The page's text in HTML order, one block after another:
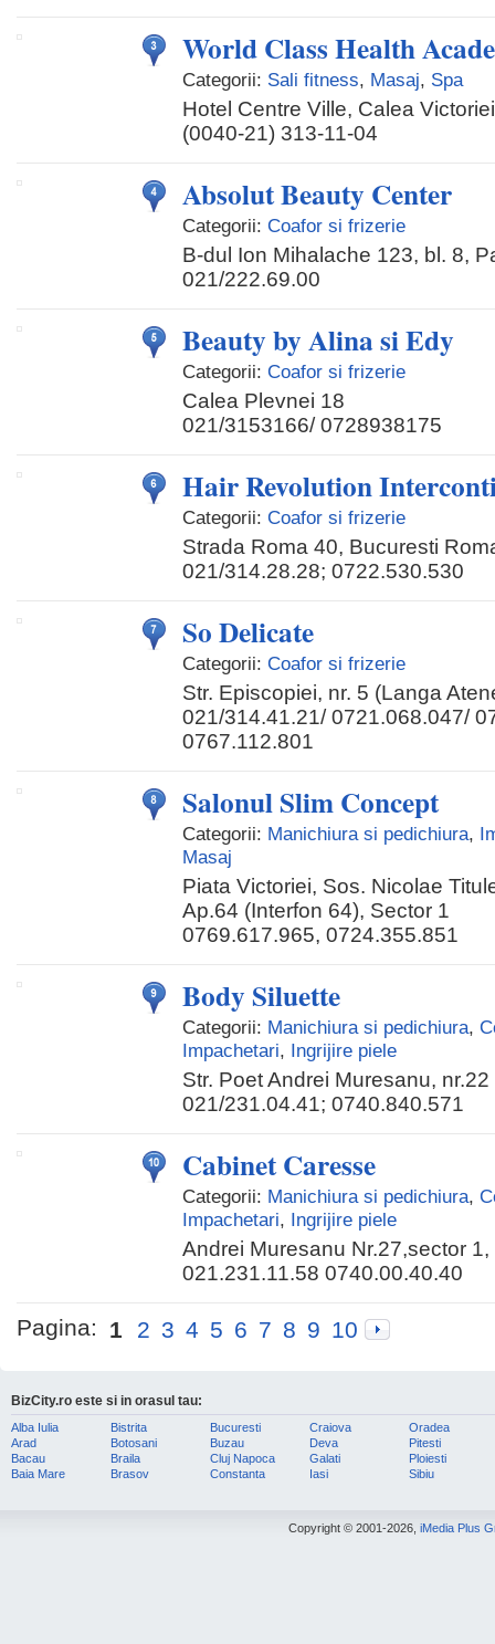
World Class Health
Categorii: Sali fitness, Masaj, Spa
Hotel Centre Ville, Calea
(0040-21) 313-11-04
Absolut Beauty Center
Categorii: Coafor si frizerie
B-dul Ion Mihalache 123, bl. 8,
021/222.69.00
Beauty by Alina si Edy
Categorii: Coafor si frizerie
Calea Plevnei 18
021/3153166/ 0728938175
Hair Revolution
Categorii: Coafor si frizerie
Strada Roma 40, Bucuresti
021/314.28.28; 0722.530.530
So Delicate
Categorii: Coafor si frizerie
Str. Episcopiei, nr. 5 (Langa
021/314.41.21/ 0721.068.047/
0767.112.801
Salonul Slim Concept
Categorii: Manichiura si pedichiura,
Masaj
Piata Victoriei, Sos. Nicolae
Ap.64 (Interfon 64), Sector 1
0769.617.965, 0724.355.851
Body Siluette
Categorii: Manichiura si pedichiura,
Impachetari, Ingrijire piele
Str. Poet Andrei Muresanu, nr.22
021/231.04.41; 0740.840.571
Cabinet Caresse
Categorii: Manichiura si pedichiura,
Impachetari, Ingrijire piele
Andrei Muresanu Nr.27,sector
021.231.11.58 0740.00.40.40
Pagina: 1 2 3 4 5 6 7 8 9 10
BizCity.ro este si in orasul tau:
Alba Iulia
Arad
Bacau
Baia Mare
Bistrita
Botosani
Braila
Brasov
Bucuresti
Buzau
Cluj Napoca
Constanta
Craiova
Deva
Galati
Iasi
Oradea
Pitesti
Ploiesti
Sibiu
Copyright © 2001-2026, iMedia Plus